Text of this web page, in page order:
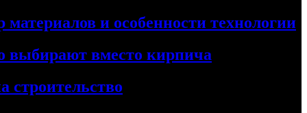
и особенности технологии
выбирают вместо кирпича
строительство